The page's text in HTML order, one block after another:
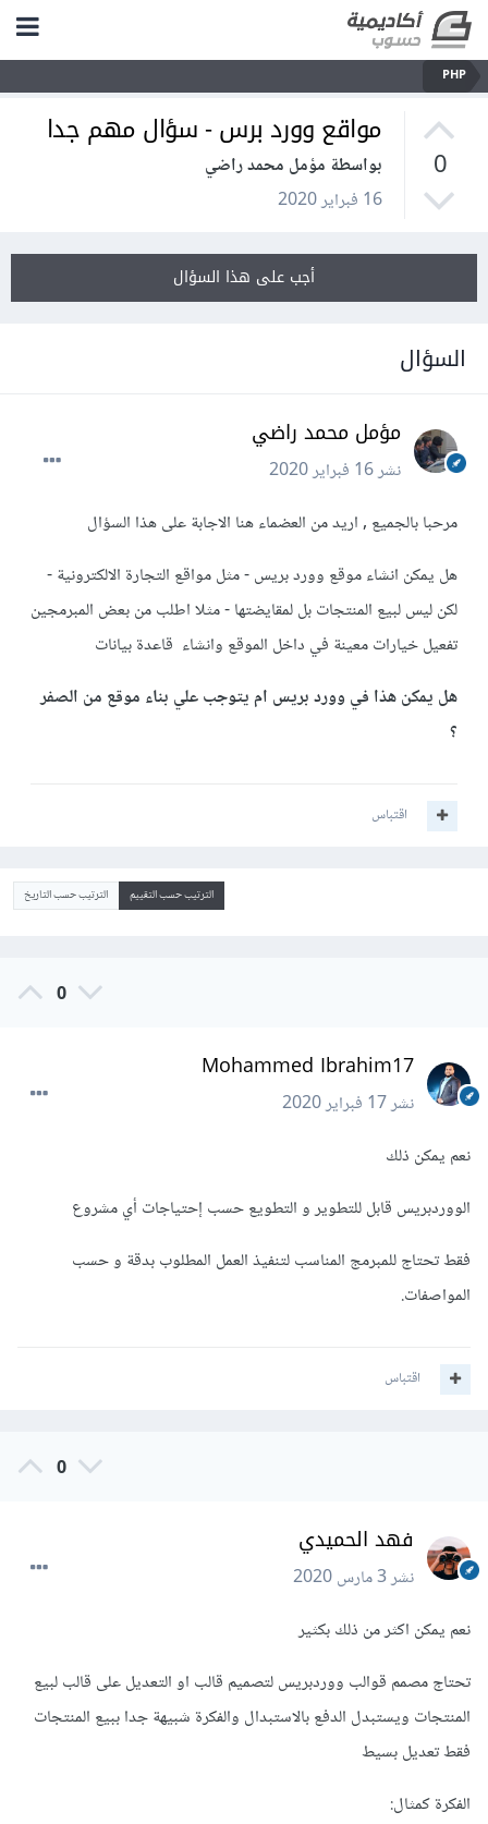
PHP
0
مواقع وورد برس - سؤال مهم جدا
بواسطة مؤمل محمد راضي
16 فبراير 2020
أجب على هذا السؤال
السؤال
مؤمل محمد راضي
نشر16 فبراير 2020
مرحبا بالجميع , اريد من العضماء هنا الاجابة على هذا السؤال
هل يمكن انشاء موقع وورد بريس - مثل مواقع التجارة الالكترونية -
لكن ليس لبيع المنتجات بل لمقايضتها - مثلا اطلب من بعض المبرمجين
تفعيل خيارات معينة في داخل الموقع وانشاء قاعدة بيانات
هل يمكن هذا في وورد بريس ام يتوجب علي بناء موقع من الصفر
؟
اقتباس
الترتيب حسب التقييم الترتيب حسب التاريخ
0
Mohammed Ibrahim17
نشر17 فبراير 2020
نعم يمكن ذلك
الووردبريس قابل للتطوير و التطويع حسب إحتياجات أي مشروع
فقط تحتاج للمبرمج المناسب لتنفيذ العمل المطلوب بدقة و حسب
المواصفات.
اقتباس
0
فهد الحميدي
نشر3 مارس 2020
نعم يمكن اكثر من ذلك بكثير
تحتاج مصمم قوالب ووردبريس لتصميم قالب او التعديل على قالب لبيع
المنتجات ويستبدل الدفع بالاستبدال والفكرة شبيهة جدا ببيع المنتجات
فقط تعديل بسيط
الفكرة كمثال: